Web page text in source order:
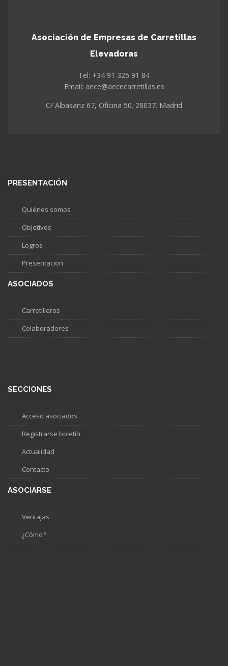
Asociación de Empresas de Carretillas
Elevadoras
Tel: +34 91 325 91 84
Email: aece@aececarretillas.es
C/ Albasanz 67, Oficina 50. 28037. Madrid
PRESENTACIÓN
Quiénes somos
Objetivos
Logros
Presentacion
ASOCIADOS
Carretilleros
Colaboradores
SECCIONES
Acceso asociados
Registrarse boletín
Actualidad
Contacto
ASOCIARSE
Ventajas
¿Cómo?